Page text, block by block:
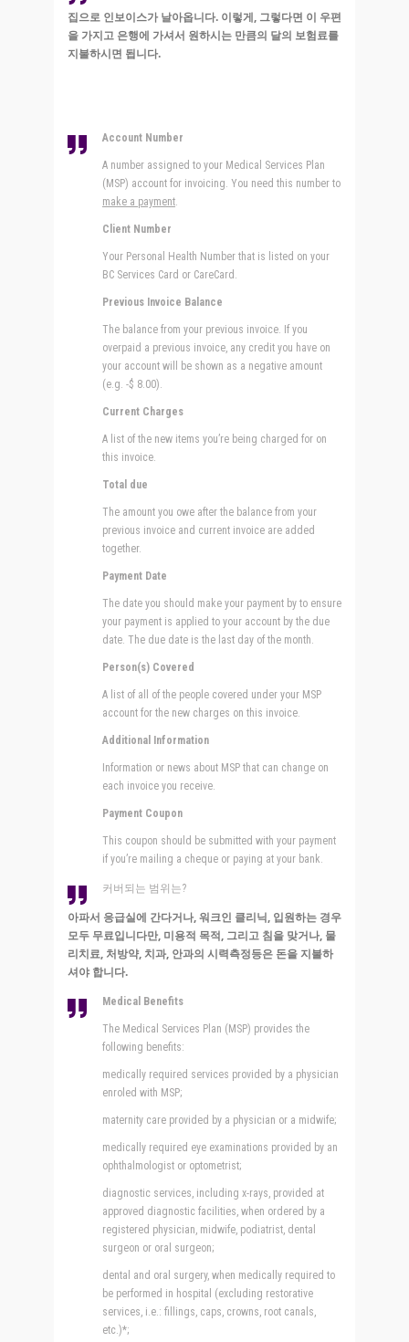
집으로 인보이스가 날아옵니다. 이렇게, 그렇다면 이 우편
을 가지고 은행에 가셔서 원하시는 만큼의 달의 보험료를
지불하시면 됩니다.
Account Number
A number assigned to your Medical Services Plan
(MSP) account for invoicing. You need this number to
make a payment.
Client Number
Your Personal Health Number that is listed on your
BC Services Card or CareCard.
Previous Invoice Balance
The balance from your previous invoice. If you
overpaid a previous invoice, any credit you have on
your account will be shown as a negative amount
(e.g. -$ 8.00).
Current Charges
A list of the new items you’re being charged for on
this invoice.
Total due
The amount you owe after the balance from your
previous invoice and current invoice are added
together.
Payment Date
The date you should make your payment by to ensure
your payment is applied to your account by the due
date. The due date is the last day of the month.
Person(s) Covered
A list of all of the people covered under your MSP
account for the new charges on this invoice.
Additional Information
Information or news about MSP that can change on
each invoice you receive.
Payment Coupon
This coupon should be submitted with your payment
if you’re mailing a cheque or paying at your bank.
커버되는 범위는?
아파서 응급실에 간다거나, 워크인 클리닉, 입원하는 경우
모두 무료입니다만, 미용적 목적, 그리고 침을 맞거나, 물
리치료, 처방약, 치과, 안과의 시력측정등은 돈을 지불하
셔야 합니다.
Medical Benefits
The Medical Services Plan (MSP) provides the
following benefits:
medically required services provided by a physician
enroled with MSP;
maternity care provided by a physician or a midwife;
medically required eye examinations provided by an
ophthalmologist or optometrist;
diagnostic services, including x-rays, provided at
approved diagnostic facilities, when ordered by a
registered physician, midwife, podiatrist, dental
surgeon or oral surgeon;
dental and oral surgery, when medically required to
be performed in hospital (excluding restorative
services, i.e.: fillings, caps, crowns, root canals,
etc.)*;